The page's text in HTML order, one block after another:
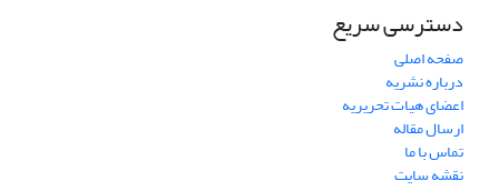
دسترسی سریع
صفحه اصلی
درباره نشریه
اعضای هیات تحریریه
ارسال مقاله
تماس با ما
نقشه سایت